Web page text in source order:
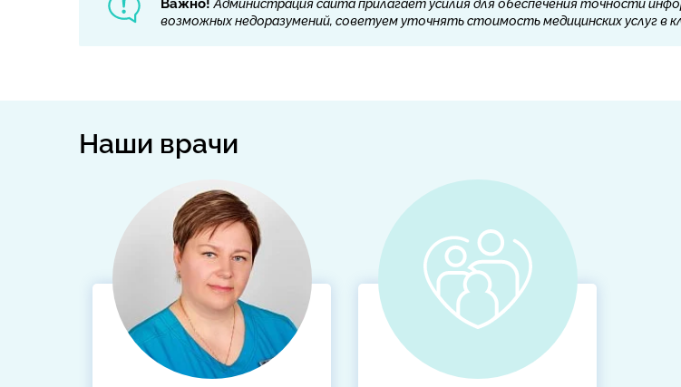
Важно! Администрация сайта прилагает усилия для обеспечения точности
возможных недоразумений, советуем уточнять стоимость медицинских услуг в
Наши врачи